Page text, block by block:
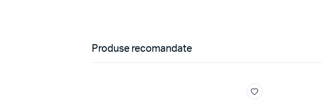
Produse recomandate